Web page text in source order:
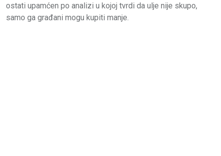
ostati upamćen po analizi u kojoj tvrdi da ulje nije skupo,
samo ga građani mogu kupiti manje.